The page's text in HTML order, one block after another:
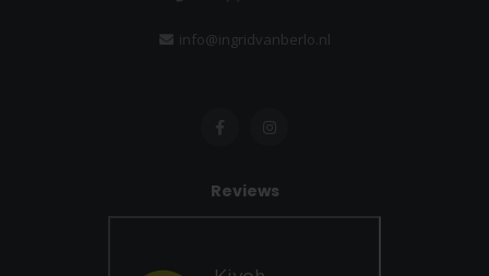
info@ingridvanberlo.nl
Reviews